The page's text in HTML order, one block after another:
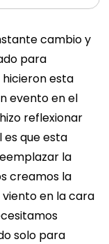
cambio y
para
hicieron esta
evento en el
reflexionar
es que esta
la
creamos la
en la cara
solo para